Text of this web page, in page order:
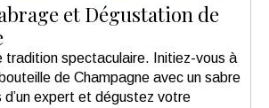
et Dégustation de
tradition spectaculaire. Initiez-vous à
bouteille de Champagne avec un sabre
d’un expert et dégustez votre